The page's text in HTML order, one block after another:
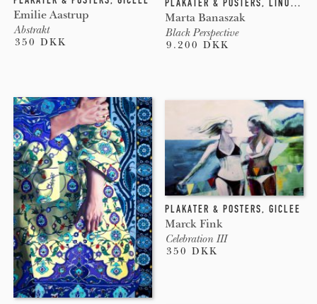
Emilie Aastrup
Abstrakt
350 DKK
Marta Banaszak
Black Perspective
9.200 DKK
PLAKATER & POSTERS, GICLEE
Marck Fink
Celebration III
350 DKK